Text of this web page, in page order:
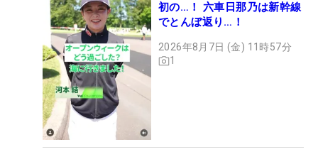
初の…！ 六車日那乃は新幹線
でとんぼ返り…！
2026年8月7日 (金) 11時57分
1